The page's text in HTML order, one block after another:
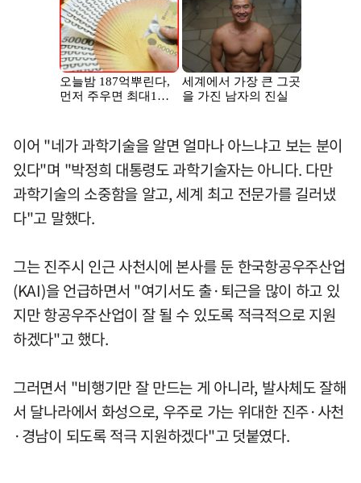
이어 "네가 과학기술을 알면 얼마나 아느냐고 보는 분이
있다"며 "박정희 대통령도 과학기술자는 아니다. 다만
과학기술의 소중함을 알고, 세계 최고 전문가를 길러냈
다"고 말했다.
그는 진주시 인근 사천시에 본사를 둔 한국항공우주산업
(KAI)을 언급하면서 "여기서도 출·퇴근을 많이 하고 있
지만 항공우주산업이 잘 될 수 있도록 적극적으로 지원
하겠다"고 했다.
그러면서 "비행기만 잘 만드는 게 아니라, 발사체도 잘해
서 달나라에서 화성으로, 우주로 가는 위대한 진주·사천
·경남이 되도록 적극 지원하겠다"고 덧붙였다.